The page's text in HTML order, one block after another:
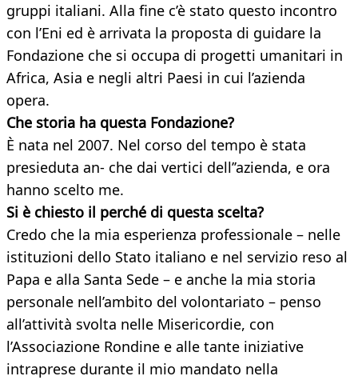
gruppi italiani. Alla fine c’è stato questo incontro
con l’Eni ed è arrivata la proposta di guidare la
Fondazione che si occupa di progetti umanitari in
Africa, Asia e negli altri Paesi in cui l’azienda
opera.
Che storia ha questa Fondazione?
È nata nel 2007. Nel corso del tempo è stata
presieduta an- che dai vertici dell’’azienda, e ora
hanno scelto me.
Si è chiesto il perché di questa scelta?
Credo che la mia esperienza professionale – nelle
istituzioni dello Stato italiano e nel servizio reso al
Papa e alla Santa Sede – e anche la mia storia
personale nell’ambito del volontariato – penso
all’attività svolta nelle Misericordie, con
l’Associazione Rondine e alle tante iniziative
intraprese durante il mio mandato nella